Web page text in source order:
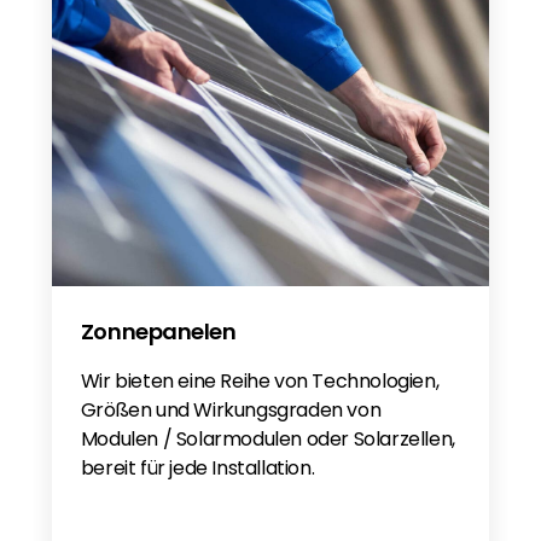
Home Battery (Distributors guide)
SolarEdge LV Home Battery 4.6kWh EN
Accessory configurations SolarEdge
Home Battery Eng
Home Battery 48V Guide
QIG 48V Home Battery
SolarEdge Home Battery 48V
SolarEdge Home Battery 48V
SolarEdge Home Battery 48V
higher capacity with 3PH RWB)
Zonnepanelen
Wir bieten eine Reihe von Technologien,
Größen und Wirkungsgraden von
Modulen / Solarmodulen oder Solarzellen,
bereit für jede Installation.